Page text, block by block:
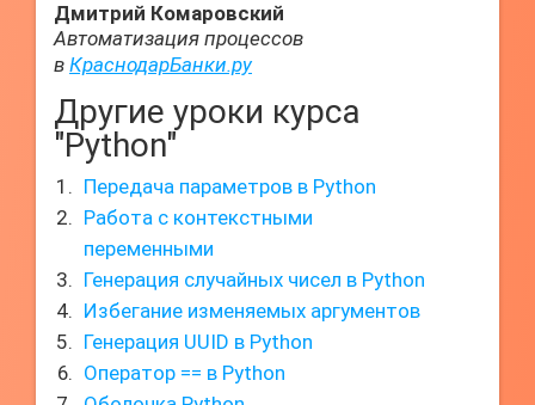
Дмитрий Комаровский
Автоматизация процессов
в КраснодарБанки.ру
Другие уроки курса
"Python"
Передача параметров в Python
Работа с контекстными
переменными
Генерация случайных чисел в Python
Избегание изменяемых аргументов
Генерация UUID в Python
Оператор == в Python